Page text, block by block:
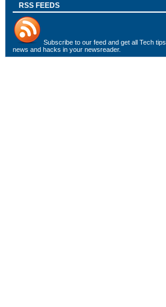
RSS FEEDS
Subscribe to our feed and get all Tech tips,
news and hacks in your newsreader.